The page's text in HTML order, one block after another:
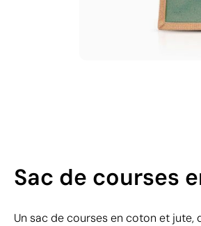
Sac de courses
Un sac de courses en coton et